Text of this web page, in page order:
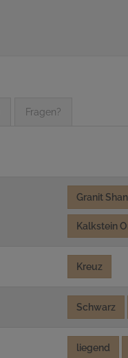
Fragen?
Granit
Kalkstein
Kreuz
Schwarz
liegend